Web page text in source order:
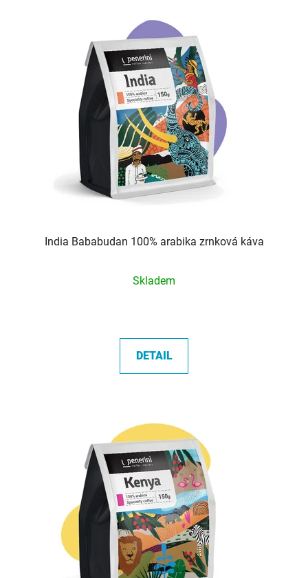
India Bababudan 100% arabika zrnková káva
hodnocení
5,0
z
Skladem
DETAIL